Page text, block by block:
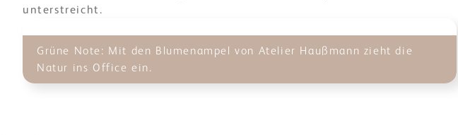
unterstreicht.
Grüne Note: Mit den Blumenampel von Atelier Haußmann zieht die
Natur ins Office ein.